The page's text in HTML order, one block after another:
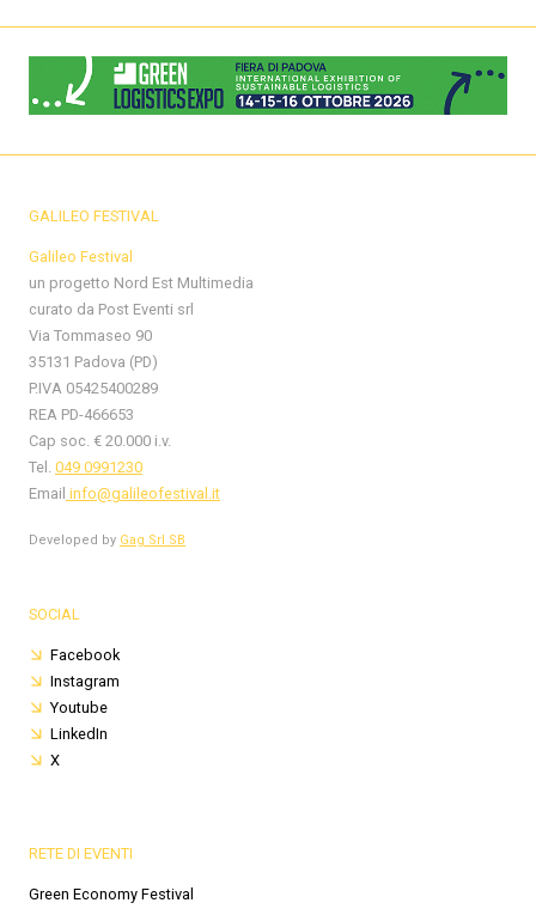
GALILEO FESTIVAL
Galileo Festival
un progetto Nord Est Multimedia
curato da Post Eventi srl
Via Tommaseo 90
35131 Padova (PD)
P.IVA 05425400289
REA PD-466653
Cap soc. € 20.000 i.v.
Tel. 049 0991230
Email info@galileofestival.it
Developed by Gag Srl SB
SOCIAL
Facebook
Instagram
Youtube
LinkedIn
X
RETE DI EVENTI
Green Economy Festival